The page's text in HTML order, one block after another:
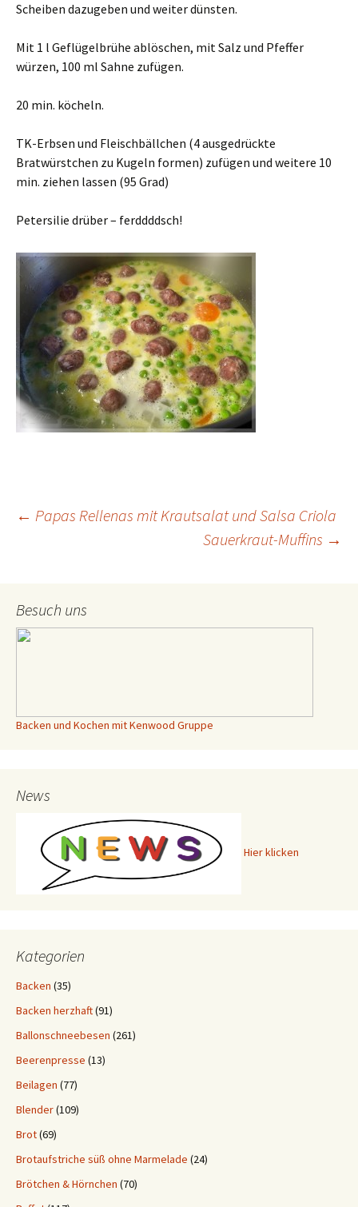
Scheiben dazugeben und weiter dünsten.
Mit 1 l Geflügelbrühe ablöschen, mit Salz und Pfeffer
würzen, 100 ml Sahne zufügen.
20 min. köcheln.
TK-Erbsen und Fleischbällchen (4 ausgedrückte
Bratwürstchen zu Kugeln formen) zufügen und weitere 10
min. ziehen lassen (95 Grad)
Petersilie drüber – ferddddsch!
Navigation
← Papas Rellenas mit Krautsalat und Salsa Criola
Sauerkraut-Muffins →
Besuch uns
Backen und Kochen mit Kenwood Gruppe
News
Hier klicken
Kategorien
Backen (35)
Backen herzhaft(91)
Ballonschneebesen (261)
Beerenpresse (13)
Beilagen (77)
Blender(109)
Brot(69)
Brotaufstriche süß ohne Marmelade (24)
Brötchen & Hörnchen (70)